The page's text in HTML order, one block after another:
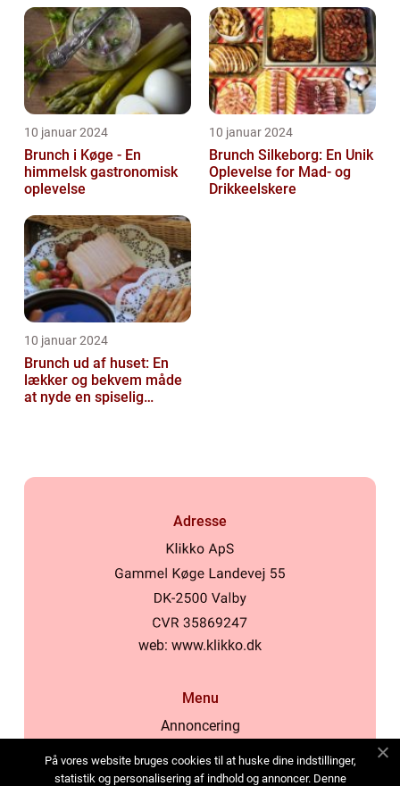
10 januar 2024
Brunch i Køge - En
himmelsk gastronomisk
oplevelse
10 januar 2024
Brunch Silkeborg: En Unik
Oplevelse for Mad- og
Drikkeelskere
10 januar 2024
Brunch ud af huset: En
lækker og bekvem måde
at nyde en spiselig
Adresse
web: www.klikko.dk
Menu
Annoncering
Cookies
På vores website bruges cookies til at huske dine indstillinger,
statistik og personalisering af indhold og annoncer. Denne